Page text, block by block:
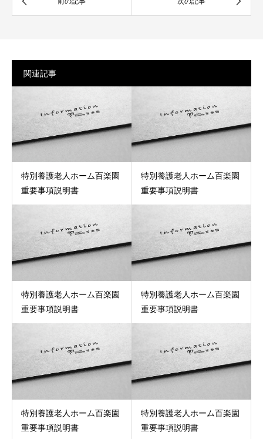
関連記事
特別養護老人ホーム百楽園
重要事項説明書
特別養護老人ホーム百楽園
重要事項説明書
特別養護老人ホーム百楽園
重要事項説明書
特別養護老人ホーム百楽園
重要事項説明書
特別養護老人ホーム百楽園
重要事項説明書
特別養護老人ホーム百楽園
重要事項説明書